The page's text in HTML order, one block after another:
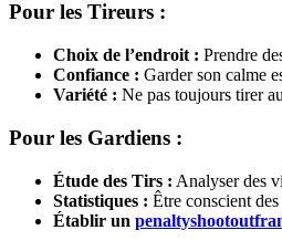
Pour les Tireurs :
Choix de l’endroit : Prendre
Confiance : Garder son calme
Variété : Ne pas toujours tirer
Pour les Gardiens :
Étude des Tirs : Analyser des
Statistiques : Être conscient
Établir un